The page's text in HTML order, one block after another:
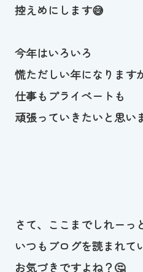
控えめにします😅
今年はいろいろ
慌ただしい年になります
仕事もプライベートも
頑張っていきたいと思い
さて、ここまでしれーっ
いつもブログを読まれて
お気づきですよね？🤔